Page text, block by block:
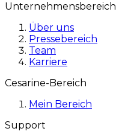
Unternehmensbereich
Über uns
Pressebereich
Team
Karriere
Cesarine-Bereich
Mein Bereich
Support